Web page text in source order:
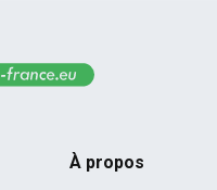
À propos